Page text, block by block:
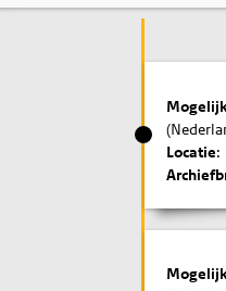
Locatie: